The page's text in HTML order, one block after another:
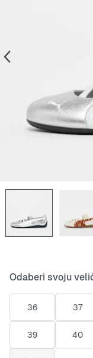
Odaberi svoju
36 37
39 40